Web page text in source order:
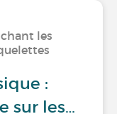
les
:
sur les…